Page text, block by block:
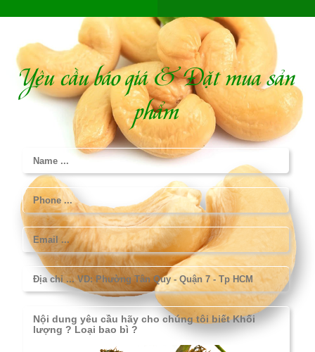
Yêu cầu báo giá & Đặt mua sản
phẩm